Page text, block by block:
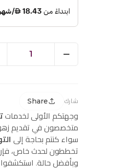
1
شارك Share
وجهتكم الأولى لخدمات
متخصصون في تقديم
سواء كنتم بحاجة إلى
تخططون لحدث خاص،
وبأفضل حالة. استكشفوا